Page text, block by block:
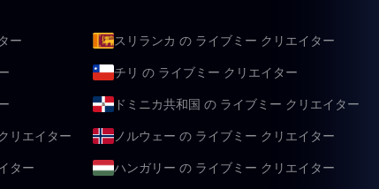
ー スリランカ の ライブミー クリエイター
チリ の ライブミー クリエイター
ドミニカ共和国 の ライブミー クリエイター
リエイター ノルウェー の ライブミー クリエイター
ター ハンガリー の ライブミー クリエイター